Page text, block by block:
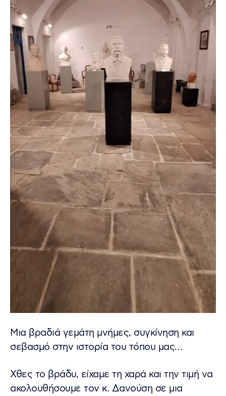
Μια βραδιά γεμάτη μνήμες, συγκίνηση και
σεβασμό στην ιστορία του τόπου μας…
Χθες το βράδυ, είχαμε τη χαρά και την τιμή να
ακολουθήσουμε τον κ. Δανούση σε μια